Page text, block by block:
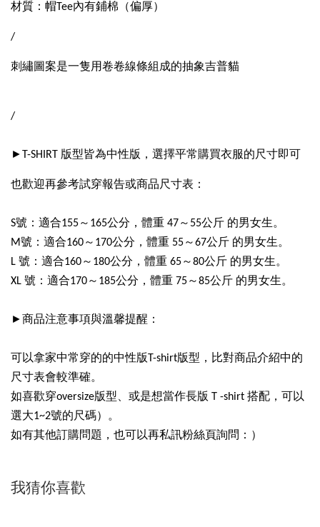
材質：帽Tee內有鋪棉（偏厚）
/
刺繡圖案是一隻用卷卷線條組成的抽象吉普貓
/
►T-SHIRT 版型皆為中性版，選擇平常購買衣服的尺寸即可
也歡迎再參考試穿報告或商品尺寸表：
S號：適合155～165公分，體重 47～55公斤 的男女生。
M號：適合160～170公分，體重 55～67公斤 的男女生。
L 號：適合160～180公分，體重 65～80公斤 的男女生。
XL 號：適合170～185公分，體重 75～85公斤 的男女生。
►商品注意事項與溫馨提醒：
可以拿家中常穿的的中性版T-shirt版型，比對商品介紹中的
尺寸表會較準確。
如喜歡穿oversize版型、或是想當作長版Ｔ-shirt 搭配，可以
選大1~2號的尺碼）。
如有其他訂購問題，也可以再私訊粉絲頁詢問：）
我猜你喜歡